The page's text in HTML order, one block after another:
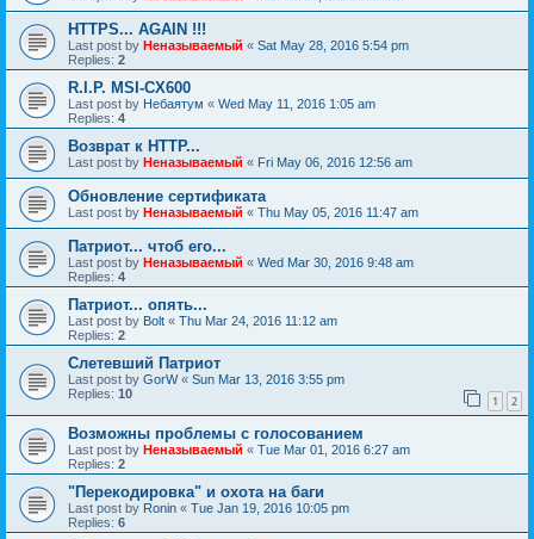
HTTPS... AGAIN !!!
Last post by Неназываемый « Sat May 28, 2016 5:54 pm
Replies: 2
R.I.P. MSI-CX600
Last post by Небаятум « Wed May 11, 2016 1:05 am
Replies: 4
Возврат к HTTP...
Last post by Неназываемый « Fri May 06, 2016 12:56 am
Обновление сертификата
Last post by Неназываемый « Thu May 05, 2016 11:47 am
Патриот... чтоб его...
Last post by Неназываемый « Wed Mar 30, 2016 9:48 am
Replies: 4
Патриот... опять...
Last post by Bolt « Thu Mar 24, 2016 11:12 am
Replies: 2
Слетевший Патриот
Last post by GorW« Sun Mar 13, 2016 3:55 pm
Replies: 10 1 2
Возможны проблемы с голосованием
Last post by Неназываемый « Tue Mar 01, 2016 6:27 am
Replies: 2
"Перекодировка" и охота на баги
Last post by Ronin « Tue Jan 19, 2016 10:05 pm
Replies: 6